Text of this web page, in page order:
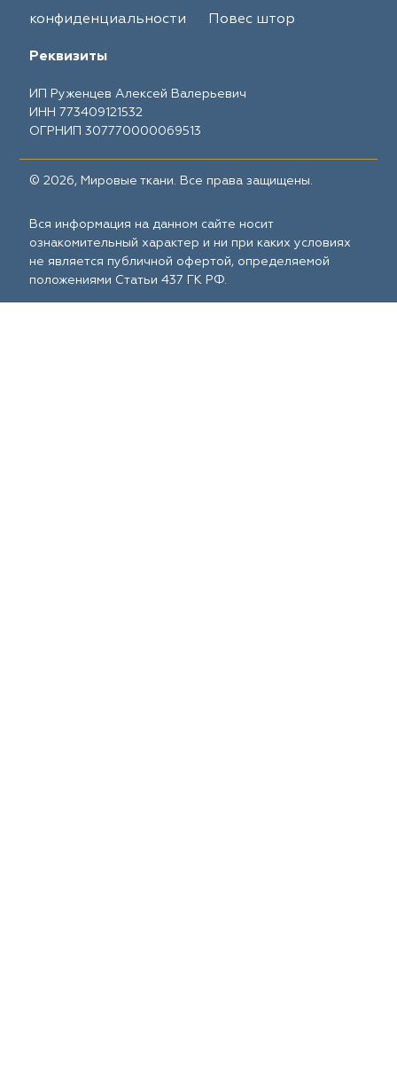
конфиденциальности
Повес штор
Реквизиты
ИП Руженцев Алексей Валерьевич
ИНН 773409121532
ОГРНИП 307770000069513
© 2026, Мировые ткани. Все права защищены.
Вся информация на данном сайте носит
ознакомительный характер и ни при каких условиях
не является публичной офертой, определяемой
положениями Статьи 437 ГК РФ.